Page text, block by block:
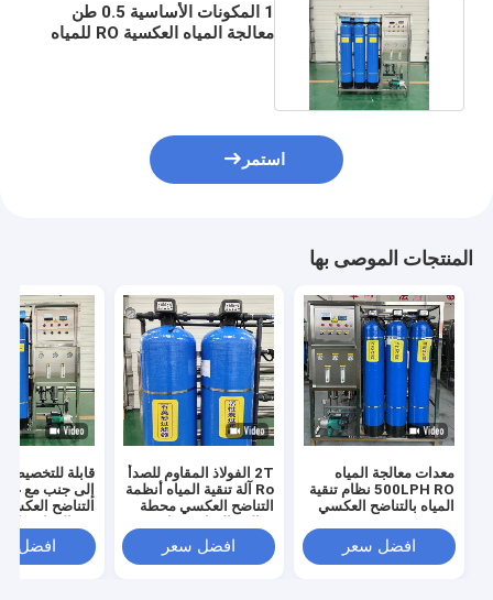
1 المكونات الأساسية 0.5 طن
معالجة المياه العكسية RO للمياه
استمر
المنتجات الموصى بها
معدات معالجة المياه
500LPH RO نظام تنقية
المياه بالتناضح العكسي
افضل سعر
2T الفولاذ المقاوم للصدأ
Ro آلة تنقية المياه أنظمة
التناضح العكسي محطة
PLC معالجة المياه
افضل سعر
قابلة للتخصيص
إلى جنب مع
التناضح
معالجة المياه
افضل